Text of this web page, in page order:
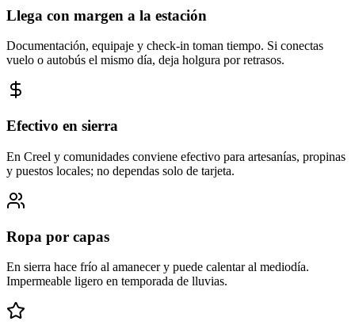
Llega con margen a la estación
Documentación, equipaje y check-in toman tiempo. Si conectas
vuelo o autobús el mismo día, deja holgura por retrasos.
Efectivo en sierra
En Creel y comunidades conviene efectivo para artesanías, propinas
y puestos locales; no dependas solo de tarjeta.
Ropa por capas
En sierra hace frío al amanecer y puede calentar al mediodía.
Impermeable ligero en temporada de lluvias.